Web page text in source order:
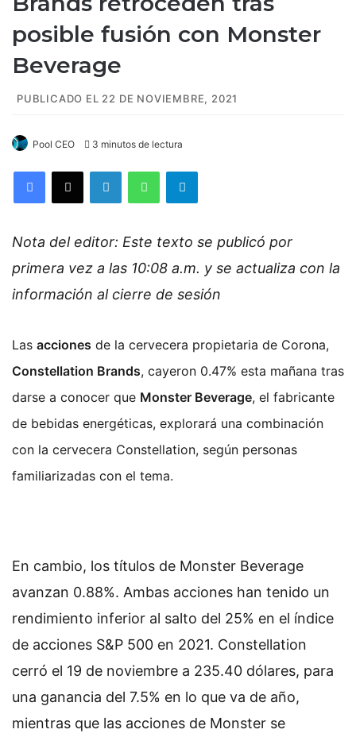
posible fusión con Monster
Beverage
PUBLICADO EL 22 DE NOVIEMBRE, 2021
Pool CEO 3 minutos de lectura
Nota del editor: Este texto se publicó por
primera vez a las 10:08 a.m. y se actualiza con la
información al cierre de sesión
Las acciones de la cervecera propietaria de Corona,
Constellation Brands, cayeron 0.47% esta mañana tras
darse a conocer que Monster Beverage, el fabricante
de bebidas energéticas, explorará una combinación
con la cervecera Constellation, según personas
familiarizadas con el tema.
En cambio, los títulos de Monster Beverage
avanzan 0.88%. Ambas acciones han tenido un
rendimiento inferior al salto del 25% en el índice
de acciones S&P 500 en 2021. Constellation
cerró el 19 de noviembre a 235.40 dólares, para
una ganancia del 7.5% en lo que va de año,
mientras que las acciones de Monster se